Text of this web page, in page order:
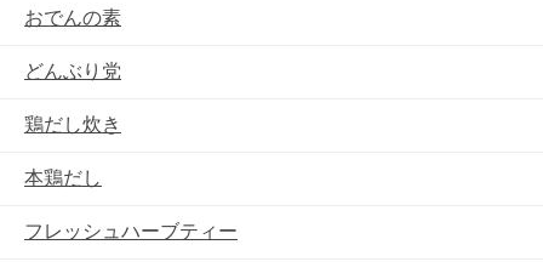
おでんの素
どんぶり党
鶏だし炊き
本鶏だし
フレッシュハーブティー